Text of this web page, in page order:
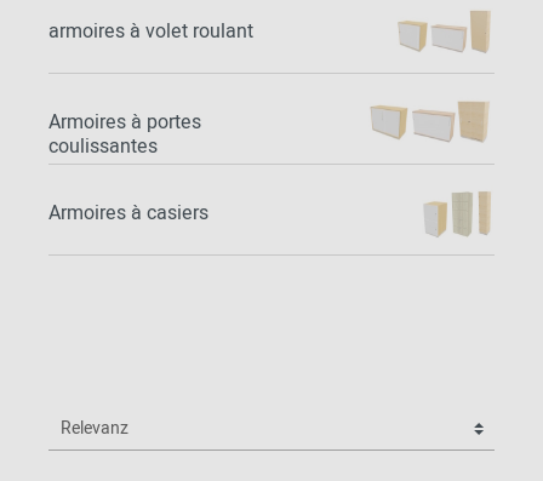
armoires à volet roulant
Armoires à portes
coulissantes
Armoires à casiers